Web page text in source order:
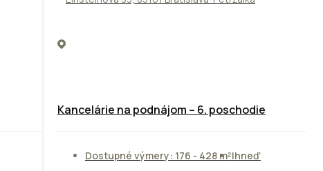
Kancelárie na podnájom – 6. poschodie
Dostupné výmery: 176 - 428 m²Ihneď